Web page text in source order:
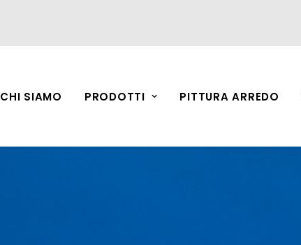
CHI SIAMO PRODOTTI PITTURA ARREDO